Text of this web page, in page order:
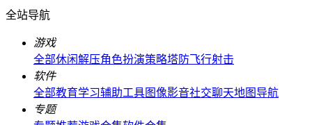
全站导航
游戏
全部休闲解压角色扮演策略塔防飞行射击
软件
全部教育学习辅助工具图像影音社交聊天地图导航
专题